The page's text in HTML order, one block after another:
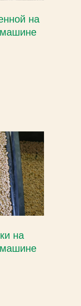
на
машине
на
машине